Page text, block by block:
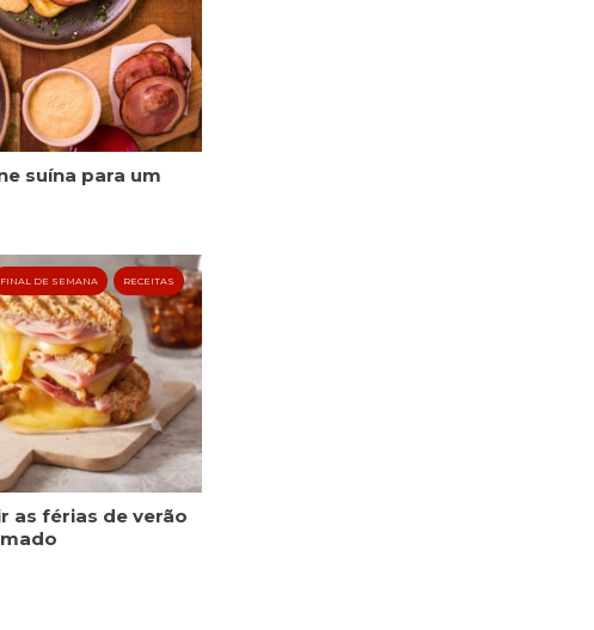
suína para um
FINAL DE SEMANA RECEITAS
as férias de verão